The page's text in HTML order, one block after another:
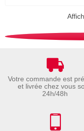
Votre commande est
et livrée chez vous
24h/48h